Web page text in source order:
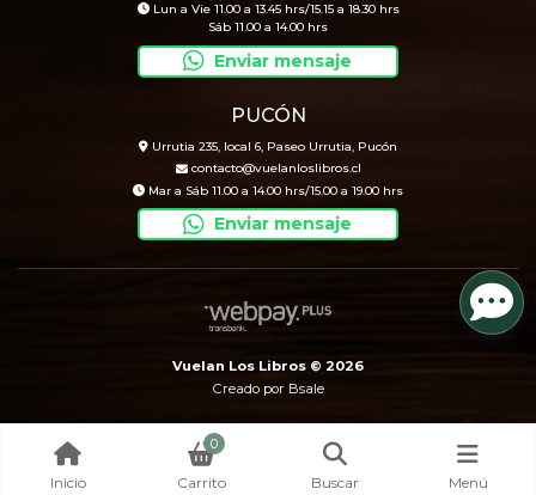
Lun a Vie 11.00 a 13.45 hrs/15.15 a 18.30 hrs
Sáb 11.00 a 14.00 hrs
Enviar mensaje
PUCÓN
Urrutia 235, local 6, Paseo Urrutia, Pucón
contacto@vuelanloslibros.cl
Mar a Sáb 11.00 a 14.00 hrs/15.00 a 19.00 hrs
Enviar mensaje
Vuelan Los Libros © 2026
Creado por Bsale
Inicio
0
Carrito Buscar Menú